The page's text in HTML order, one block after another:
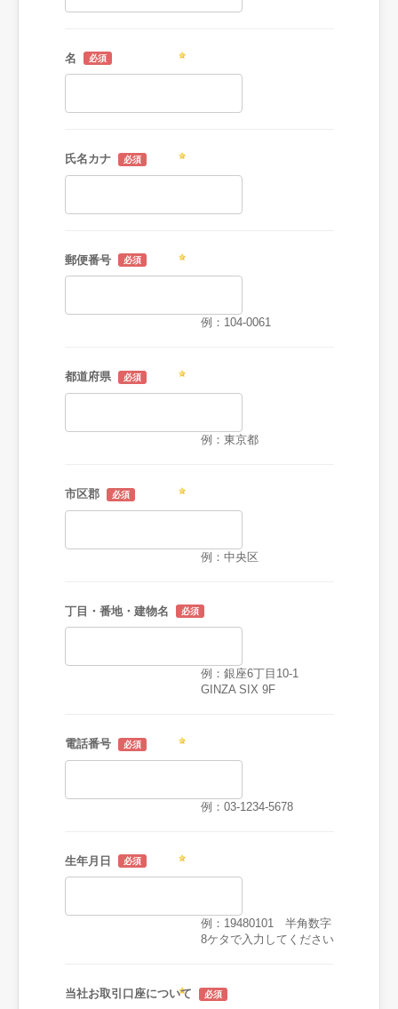
名
氏名カナ
郵便番号
例：104-0061
都道府県
例：東京都
市区郡
例：中央区
丁目・番地・建物名
例：銀座6丁目10-1
GINZA SIX 9F
電話番号
例：03-1234-5678
生年月日
例：19480101 半角数字
8ケタで入力してください
当社お取引口座について